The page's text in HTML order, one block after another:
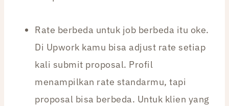
Rate berbeda untuk job berbeda itu oke.
Di Upwork kamu bisa adjust rate setiap
kali submit proposal. Profil
menampilkan rate standarmu, tapi
proposal bisa berbeda. Untuk klien yang